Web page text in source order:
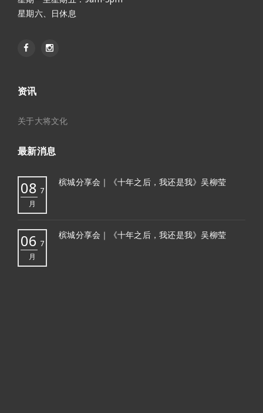
星期六、日休息
资讯
关于大将文化
最新消息
08 7
月
槟城分享会｜《十年之后，我还是我》吴柳莹
06 7
月
槟城分享会｜《十年之后，我还是我》吴柳莹